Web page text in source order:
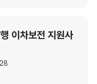
이차보전 지원사